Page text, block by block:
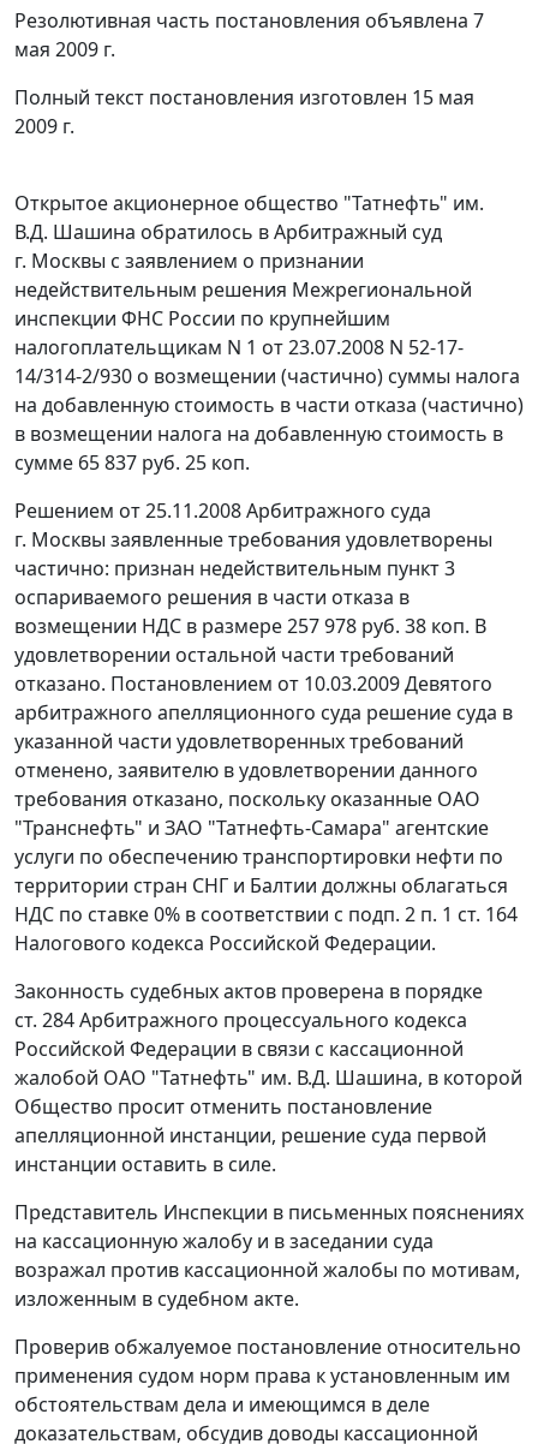
Резолютивная часть постановления объявлена 7
мая 2009 г.
Полный текст постановления изготовлен 15 мая
2009 г.
Открытое акционерное общество "Татнефть" им.
В.Д. Шашина обратилось в Арбитражный суд
г. Москвы с заявлением о признании
недействительным решения Межрегиональной
инспекции ФНС России по крупнейшим
налогоплательщикам N 1 от 23.07.2008 N 52-17-
14/314-2/930 о возмещении (частично) суммы налога
на добавленную стоимость в части отказа (частично)
в возмещении налога на добавленную стоимость в
сумме 65 837 руб. 25 коп.
Решением от 25.11.2008 Арбитражного суда
г. Москвы заявленные требования удовлетворены
частично: признан недействительным пункт 3
оспариваемого решения в части отказа в
возмещении НДС в размере 257 978 руб. 38 коп. В
удовлетворении остальной части требований
отказано. Постановлением от 10.03.2009 Девятого
арбитражного апелляционного суда решение суда в
указанной части удовлетворенных требований
отменено, заявителю в удовлетворении данного
требования отказано, поскольку оказанные ОАО
"Транснефть" и ЗАО "Татнефть-Самара" агентские
услуги по обеспечению транспортировки нефти по
территории стран СНГ и Балтии должны облагаться
НДС по ставке 0% в соответствии с подп. 2 п. 1 ст. 164
Налогового кодекса Российской Федерации.
Законность судебных актов проверена в порядке
ст. 284Арбитражного процессуального кодекса
Российской Федерации в связи с кассационной
жалобой ОАО "Татнефть" им. В.Д. Шашина, в которой
Общество просит отменить постановление
апелляционной инстанции, решение суда первой
инстанции оставить в силе.
Представитель Инспекции в письменных пояснениях
на кассационную жалобу и в заседании суда
возражал против кассационной жалобы по мотивам,
изложенным в судебном акте.
Проверив обжалуемое постановление относительно
применения судом норм права к установленным им
обстоятельствам дела и имеющимся в деле
доказательствам, обсудив доводы кассационной